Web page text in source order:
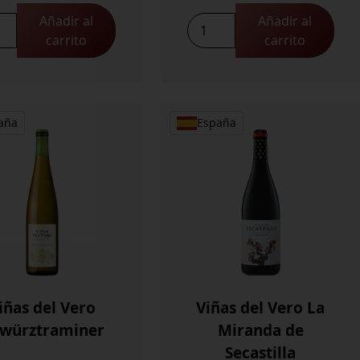
Añadir al
carrito
Viña
Pomal
Añadir al
carrito
del Vero
España
Viñas del Vero La
Miranda de
Secastilla